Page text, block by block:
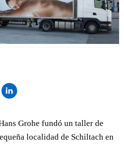
Grohe fundó un taller de
localidad de Schiltach en